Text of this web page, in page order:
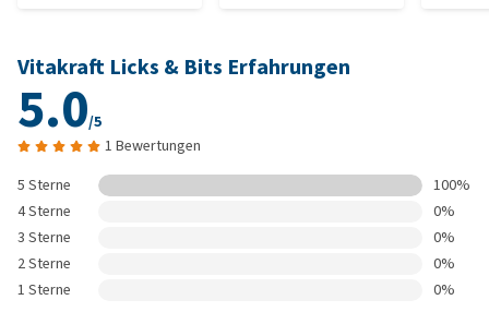
Vitakraft Licks & Bits Erfahrungen
5.0/5
1 Bewertungen
5 Sterne
100%
4 Sterne
0%
3 Sterne
0%
2 Sterne
0%
1 Sterne
0%